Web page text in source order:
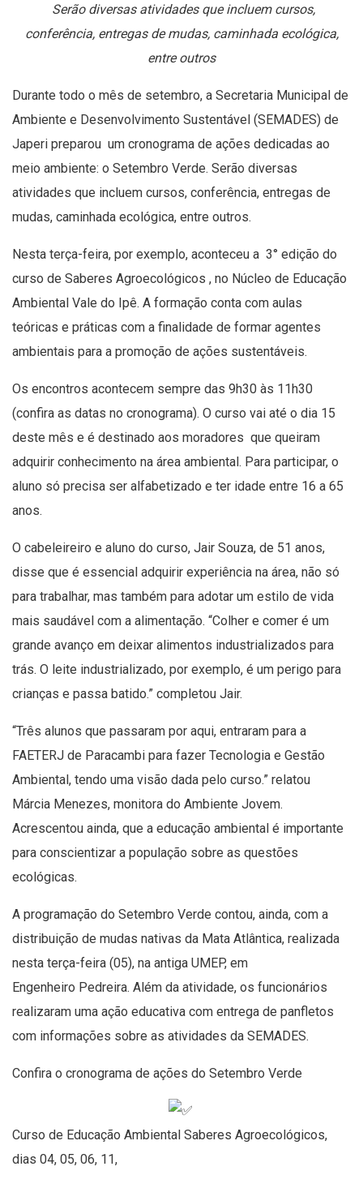
Serão diversas atividades que incluem cursos,
conferência, entregas de mudas, caminhada ecológica,
entre outros
Durante todo o mês de setembro, a Secretaria Municipal de
Ambiente e Desenvolvimento Sustentável (SEMADES) de
Japeri preparou um cronograma de ações dedicadas ao
meio ambiente: o Setembro Verde. Serão diversas
atividades que incluem cursos, conferência, entregas de
mudas, caminhada ecológica, entre outros.
Nesta terça-feira, por exemplo, aconteceu a 3° edição do
curso de Saberes Agroecológicos , no Núcleo de Educação
Ambiental Vale do Ipê. A formação conta com aulas
teóricas e práticas com a finalidade de formar agentes
ambientais para a promoção de ações sustentáveis.
Os encontros acontecem sempre das 9h30 às 11h30
(confira as datas no cronograma). O curso vai até o dia 15
deste mês e é destinado aos moradores que queiram
adquirir conhecimento na área ambiental. Para participar, o
aluno só precisa ser alfabetizado e ter idade entre 16 a 65
anos.
O cabeleireiro e aluno do curso, Jair Souza, de 51 anos,
disse que é essencial adquirir experiência na área, não só
para trabalhar, mas também para adotar um estilo de vida
mais saudável com a alimentação. “Colher e comer é um
grande avanço em deixar alimentos industrializados para
trás. O leite industrializado, por exemplo, é um perigo para
crianças e passa batido.” completou Jair.
“Três alunos que passaram por aqui, entraram para a
FAETERJ de Paracambi para fazer Tecnologia e Gestão
Ambiental, tendo uma visão dada pelo curso.” relatou
Márcia Menezes, monitora do Ambiente Jovem.
Acrescentou ainda, que a educação ambiental é importante
para conscientizar a população sobre as questões
ecológicas.
A programação do Setembro Verde contou, ainda, com a
distribuição de mudas nativas da Mata Atlântica, realizada
nesta terça-feira (05), na antiga UMEP, em
Engenheiro Pedreira. Além da atividade, os funcionários
realizaram uma ação educativa com entrega de panfletos
com informações sobre as atividades da SEMADES.
Confira o cronograma de ações do Setembro Verde
Curso de Educação Ambiental Saberes Agroecológicos,
dias 04, 05, 06, 11,